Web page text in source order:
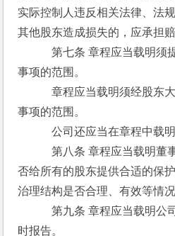
实际控制人违反相关法律、法
其他股东造成损失的，应承担赔
第七条 章程应当载明须提
事项的范围。
章程应当载明须经股东大
事项的范围。
公司还应当在章程中载明
第八条 章程应当载明董事
否给所有的股东提供合适的保
治理结构是否合理、有效等情
第九条 章程应当载明公司
时报告。